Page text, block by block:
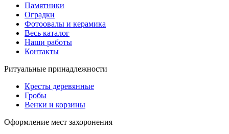
Памятники
Оградки
Фотоовалы и керамика
Весь каталог
Наши работы
Контакты
Ритуальные принадлежности
Кресты деревянные
Гробы
Венки и корзины
Оформление мест захоронения